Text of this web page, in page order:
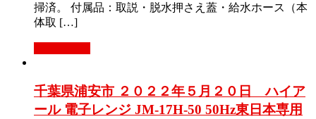
掃済。 付属品：取説・脱水押さえ蓋・給水ホース（本
体取 […]
千葉県浦安市 ２０２２年５月２０日 ハイア
ール 電子レンジ JM-17H-50 50Hz東日本専用